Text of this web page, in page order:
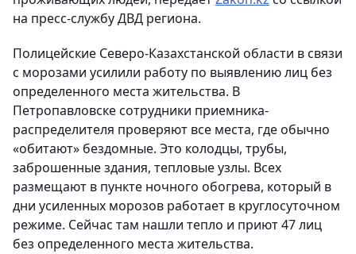
на пресс-службу ДВД региона.
Полицейские Северо-Казахстанской области в связи
с морозами усилили работу по выявлению лиц без
определенного места жительства. В
Петропавловске сотрудники приемника-
распределителя проверяют все места, где обычно
«обитают» бездомные. Это колодцы, трубы,
заброшенные здания, тепловые узлы. Всех
размещают в пункте ночного обогрева, который в
дни усиленных морозов работает в круглосуточном
режиме. Сейчас там нашли тепло и приют 47 лиц
без определенного места жительства.